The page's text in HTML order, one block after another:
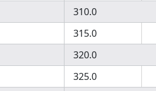
310.0
315.0
320.0
325.0